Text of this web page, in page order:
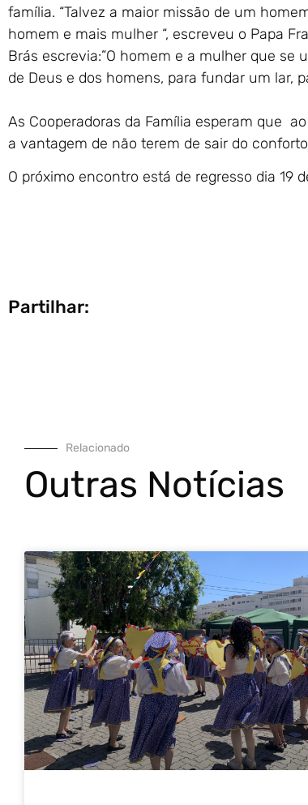
família. “Talvez a maior missão de um
homem e mais mulher “, escreveu o Papa
Brás escrevia:”O homem e a mulher que
de Deus e dos homens, para fundar um lar,
As Cooperadoras da Família esperam que
a vantagem de não terem de sair do
O próximo encontro está de regresso dia 19
Partilhar:
Relacionado
Outras Notícias